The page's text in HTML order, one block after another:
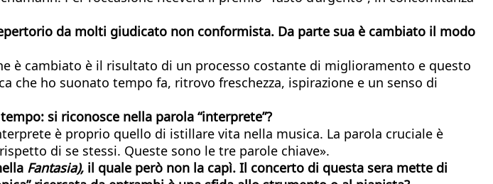
da molti giudicato non conformista. Da parte sua è cambiato il modo
è cambiato è il risultato di un processo costante di miglioramento e questo
che ho suonato tempo fa, ritrovo freschezza, ispirazione e un senso di
si riconosce nella parola “interprete”?
è proprio quello di istillare vita nella musica. La parola cruciale è
di se stessi. Queste sono le tre parole chiave».
Fantasia), il quale però non la capì. Il concerto di questa sera mette di